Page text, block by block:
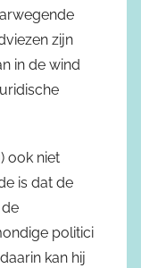
zijn
in de wind
ook niet
is dat de
politici
kan hij